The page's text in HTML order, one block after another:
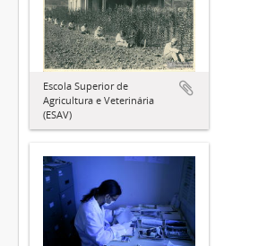
Escola Superior de
Agricultura e Veterinária
(ESAV)